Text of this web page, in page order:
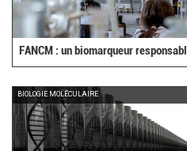
FANCM : un biomarqueur
BIOLOGIE MOLÉCULAIRE